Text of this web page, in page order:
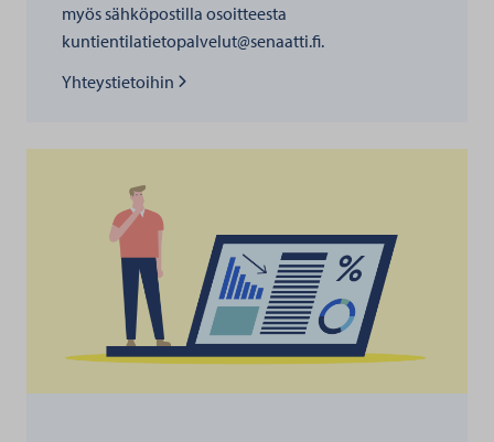
myös sähköpostilla osoitteesta
kuntientilatietopalvelut@senaatti.fi.
Lue lisää kohteesta
Yhteystietoihin